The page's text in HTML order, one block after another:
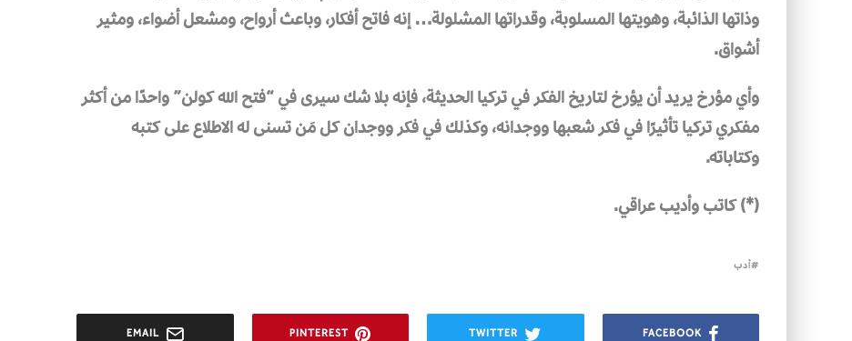
وذاتها الذائبة، وهويتها المسلوبة، وقدراتها المشلولة… إنه فاتح أفكار، وباعث أرواح، ومشعل أضواء، ومثير
أشواق.
وأي مؤرخ يريد أن يؤرخ لتاريخ الفكر في تركيا الحديثة، فإنه بلا شك سيرى في “فتح الله كولن” واحدًا من أكثر
مفكري تركيا تأثيرًا في فكر شعبها ووجدانه، وكذلك في فكر ووجدان كل مَن تسنى له الاطلاع على كتبه
وكتاباته.
(*) كاتب وأديب عراقي.
أدب
FACEBOOK
TWITTER
PINTEREST
EMAIL